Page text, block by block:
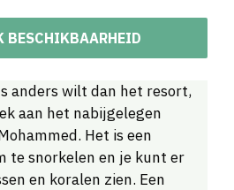
BESCHIKBAARHEID
anders wilt dan het resort,
aan het nabijgelegen
Het is een
te snorkelen en je kunt er
en koralen zien. Een